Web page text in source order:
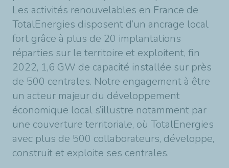
Les activités renouvelables en France de
TotalEnergies disposent d’un ancrage local
fort grâce à plus de 20 implantations
réparties sur le territoire et exploitent, fin
2022, 1,6 GW de capacité installée sur près
de 500 centrales. Notre engagement à être
un acteur majeur du développement
économique local s’illustre notamment par
une couverture territoriale, où TotalEnergies
avec plus de 500 collaborateurs, développe,
construit et exploite ses centrales.